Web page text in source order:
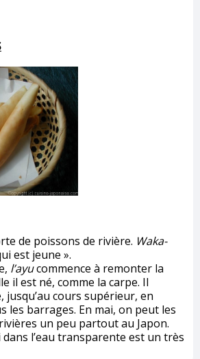
de poissons de rivière. Waka-
est jeune ».
l’ayucommence à remonter la
il est né, comme la carpe. Il
cours supérieur, en
les barrages. En mai, on peut les
un peu partout au Japon.
l’eau transparente est un très